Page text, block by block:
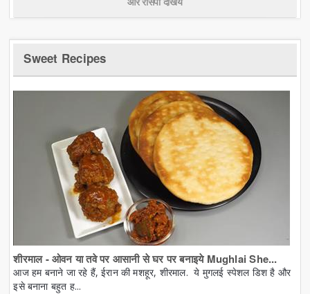
Sweet Recipes
शीरमाल - ओवन या तवे पर आसानी से घर पर बनाइये Mughlai She...
आज हम बनाने जा रहे हैं, ईरान की मशहूर, शीरमाल. ये मुगलई स्पेशल डिश है और
इसे बनाना बहुत ह...